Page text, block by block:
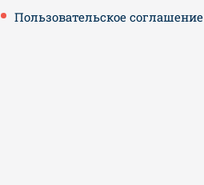
Пользовательское соглашение